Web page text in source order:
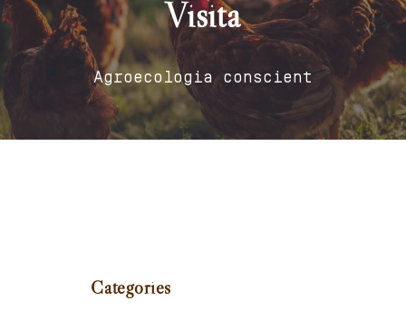
Nosaltres
Carret
Visita
Agroecologia conscient
Categories